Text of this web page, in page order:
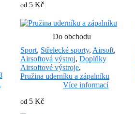
od 5 Kč
Do obchodu
Sport, Střelecké sporty, Airsoft,
Airsoftová výstroj, Doplňky
Airsoftové výstroje,
Pružina uderníku a zápalníku
Více informací
od 5 Kč